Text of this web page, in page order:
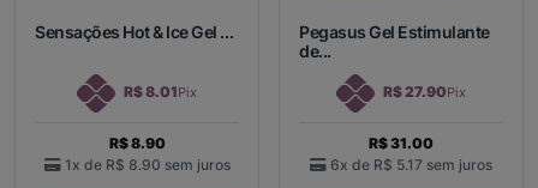
Sensações Hot & Ice Gel ...
R$ 8.01Pix
R$ 8.90
1x de R$ 8.90 sem juros
Pegasus Gel Estimulante
de...
R$ 27.90Pix
R$ 31.00
6x de R$ 5.17 sem juros